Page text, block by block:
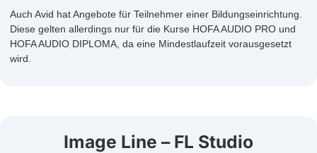
Auch Avid hat Angebote für Teilnehmer einer Bildungseinrichtung.
Diese gelten allerdings nur für die Kurse HOFA AUDIO PRO und
HOFA AUDIO DIPLOMA, da eine Mindestlaufzeit vorausgesetzt
wird.
Image Line – FL Studio